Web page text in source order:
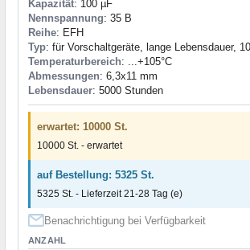
Kapazität: 100 µF
Nennspannung: 35 В
Reihe: EFH
Typ: für Vorschaltgeräte, lange Lebensdauer,
Temperaturbereich: ...+105°C
Abmessungen: 6,3x11 mm
Lebensdauer: 5000 Stunden
erwartet: 10000 St.
10000 St. - erwartet
auf Bestellung: 5325 St.
5325 St. - Lieferzeit 21-28 Tag (e)
Benachrichtigung bei Verfügbarkeit
ANZAHL